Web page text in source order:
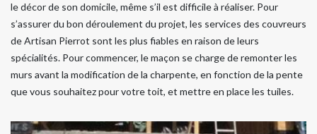
le décor de son domicile, même s’il est difficile à réaliser. Pour
s’assurer du bon déroulement du projet, les services des couvreurs
de Artisan Pierrot sont les plus fiables en raison de leurs
spécialités. Pour commencer, le maçon se charge de remonter les
murs avant la modification de la charpente, en fonction de la pente
que vous souhaitez pour votre toit, et mettre en place les tuiles.